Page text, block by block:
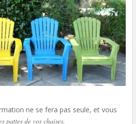
ne se fera pas seule, et vous
pattes de vos chaises.